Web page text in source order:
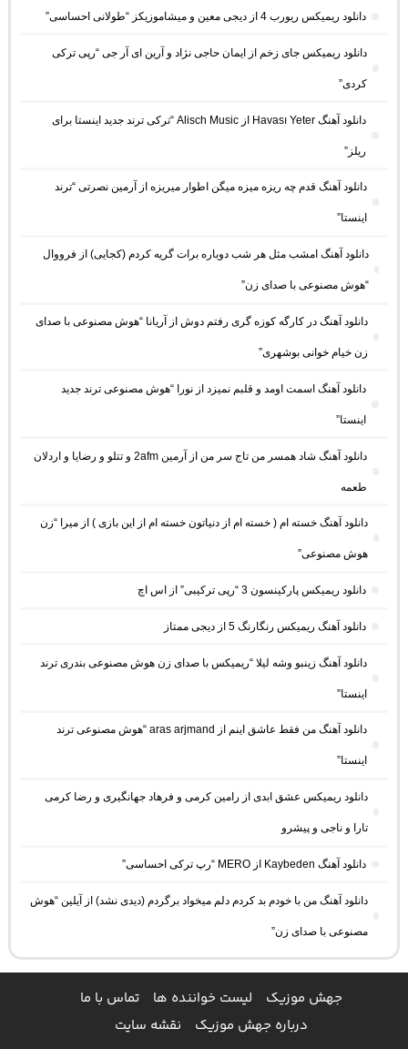
دانلود ریمیکس ریورب 4 از دیجی معین و میشاموزیکز “طولانی احساسی”
دانلود ریمیکس جای زخم از ایمان حاجی نژاد و آرین ای آر جی “رپی ترکی
کردی”
دانلود آهنگ Havası Yeter از Alisch Music “ترکی ترند جدید اینستا برای
ریلز”
دانلود آهنگ ﻗﺪم ﭼﻪ رﻳﺰه ﻣﻴﺰه ﻣﻴﮕﻦ اﻃﻮار ﻣﻴﺮﻳﺰه از آرمین نصرتی “ترند
اینستا”
دانلود آهنگ امشب مثل هر شب دوباره برات گریه کردم (کجایی) از فرووال
“هوش مصنوعی با صدای زن”
دانلود آهنگ در کارگه کوزه گری رفتم دوش از آریانا “هوش مصنوعی با صدای
زن خیام خوانی بوشهری”
دانلود آهنگ اسمت اومد و قلبم نمیزد از نورا “هوش مصنوعی ترند جدید
اینستا”
دانلود آهنگ شاد همسر من تاج سر من از آرمین 2afm و تتلو و رضایا و اردلان
طعمه
دانلود آهنگ خسته ام ( خسته ام از دنیاتون خسته ام از این بازی ) از میرا “زن
هوش مصنوعی”
دانلود ریمیکس پارکینسون 3 “رپی ترکیبی” از اس اچ
دانلود آهنگ ریمیکس رنگارنگ 5 از دیجی ممتاز
دانلود آهنگ زینبو وشه لیلا “ریمیکس با صدای زن هوش مصنوعی بندری ترند
اینستا”
دانلود آهنگ من فقط عاشق اینم از aras arjmand “هوش مصنوعی ترند
اینستا”
دانلود ریمیکس عشق ابدی از رامین کرمی و فرهاد جهانگیری و رضا کرمی
تارا و ناجی و پیشرو
دانلود آهنگ Kaybeden از MERO “رپ ترکی احساسی”
دانلود آهنگ من با خودم بد کردم دلم میخواد برگردم (دیدی نشد) از آیلین “هوش
مصنوعی با صدای زن”
جهش موزیک لیست خواننده ها
تماس با ما
درباره جهش موزیک
نقشه سایت